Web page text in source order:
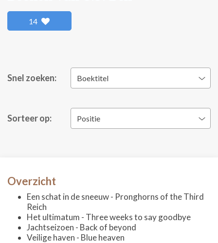
14
Snel zoeken: Boektitel
Sorteer op: Positie
Overzicht
Een schat in de sneeuw - Pronghorns of the Third
Reich
Het ultimatum - Three weeks to say goodbye
Jachtseizoen - Back of beyond
Veilige haven - Blue heaven